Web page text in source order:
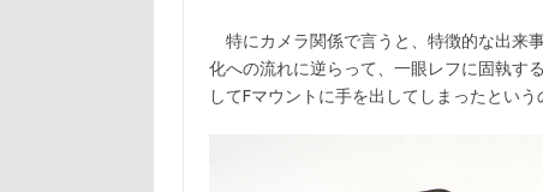
特にカメラ関係で言うと、特徴的な出来
化への流れに逆らって、一眼レフに固執す
してFマウントに手を出してしまったとい